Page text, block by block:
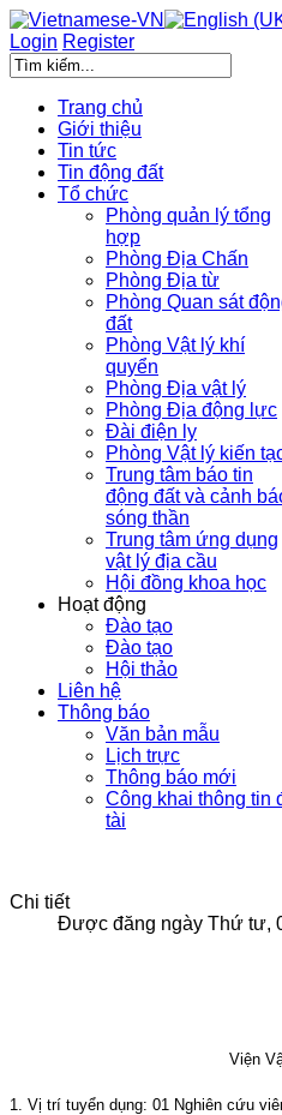
Login Register
Trang chủ
Giới thiệu
Tin tức
Tin động đất
Tổ chức
Phòng quản lý tổng
hợp
Phòng Địa Chấn
Phòng Địa từ
Phòng Quan sát
đất
Phòng Vật lý khí
quyển
Phòng Địa vật lý
Phòng Địa động lực
Đài điện ly
Phòng Vật lý kiến
Trung tâm báo tin
động đất và cảnh
sóng thần
Trung tâm ứng dụng
vật lý địa cầu
Hội đồng khoa học
Hoạt động
Đào tạo
Đào tạo
Hội thảo
Liên hệ
Thông báo
Văn bản mẫu
Lịch trực
Thông báo mới
Công khai thông tin
tài
Chi tiết
Được đăng ngày Thứ tư,
Viện
1. Vị trí tuyển dụng: 01 Nghiên cứu